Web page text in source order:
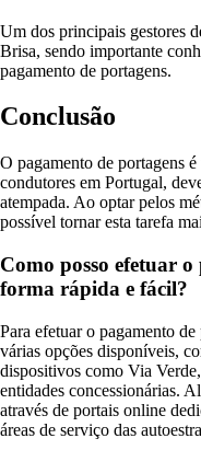
Um dos principais gestores
Brisa, sendo importante
pagamento de portagens.
Conclusão
O pagamento de portagens
condutores em Portugal,
atempada. Ao optar pelos
possível tornar esta tarefa
Como posso efetuar
forma rápida e fácil?
Para efetuar o pagamento
várias opções disponíveis,
dispositivos como Via
entidades concessionárias.
através de portais online
áreas de serviço das